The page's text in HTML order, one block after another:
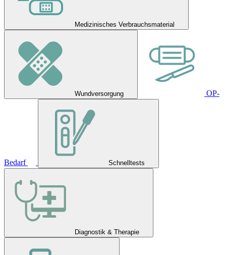
Medizinisches Verbrauchsmaterial
Wundversorgung OP-
Bedarf Schnelltests
Diagnostik & Therapie